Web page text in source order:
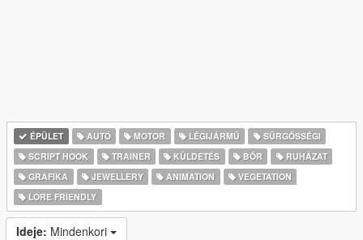
ÉPÜLET AUTÓ MOTOR LÉGIJÁRMŰ
SŰRGŐSSÉGI
SCRIPT HOOK
TRAINER KÜLDETÉS BŐR
RUHÁZAT
GRAFIKA
JEWELLERY ANIMATION
VEGETATION
LORE FRIENDLY
Ideje: Mindenkori